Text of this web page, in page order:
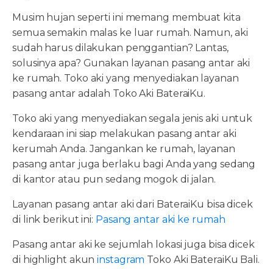
Musim hujan seperti ini memang membuat kita
semua semakin malas ke luar rumah. Namun, aki
sudah harus dilakukan penggantian? Lantas,
solusinya apa? Gunakan layanan pasang antar aki
ke rumah. Toko aki yang menyediakan layanan
pasang antar adalah Toko Aki BateraiKu.
Toko aki yang menyediakan segala jenis aki untuk
kendaraan ini siap melakukan pasang antar aki
kerumah Anda. Jangankan ke rumah, layanan
pasang antar juga berlaku bagi Anda yang sedang
di kantor atau pun sedang mogok di jalan.
Layanan pasang antar aki dari BateraiKu bisa dicek
di link berikut ini: Pasang antar aki ke rumah
Pasang antar aki ke sejumlah lokasi juga bisa dicek
di highlight akuninstagram Toko Aki BateraiKu Bali.